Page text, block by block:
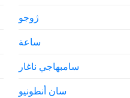
ژوجو
ساعة
سامبهاجي ناغار
سان أنطونيو